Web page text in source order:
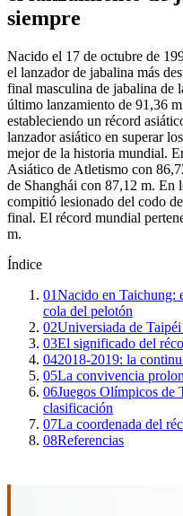
siempre
Nacido el 17 de octubre de
el lanzador de jabalina más
final masculina de jabalina de
último lanzamiento de 91,36
estableciendo un récord
lanzador asiático en superar
mejor de la historia mundial.
Asiático de Atletismo con
de Shanghái con 87,12 m. En
compitió lesionado del codo
final. El récord mundial
m.
Índice
01Nacido en Taichung:
cola del pelotón
02Universiada de
03El significado del
042018-2019: la
05La convivencia
06Juegos Olímpicos de
clasificación
07La coordenada del
08Referencias